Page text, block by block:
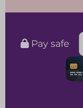
Pay safe